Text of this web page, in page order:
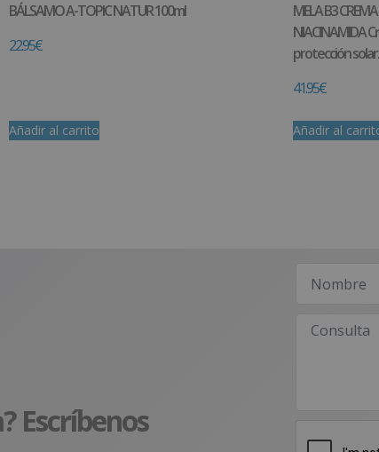
BÁLSAMO A-TOPIC NATUR 100ml
22.95€
Añadir al carrito
MELA B3
NIACINAMIDA
protección
41.95€
Añadir al
Escríbenos